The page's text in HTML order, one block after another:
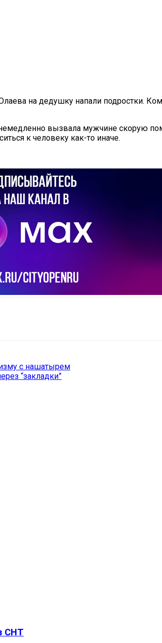
на дедушку напали подростки.
вызвала мужчине скорую
к человеку как-то иначе.
с нашатырем
“закладки”
СНТ